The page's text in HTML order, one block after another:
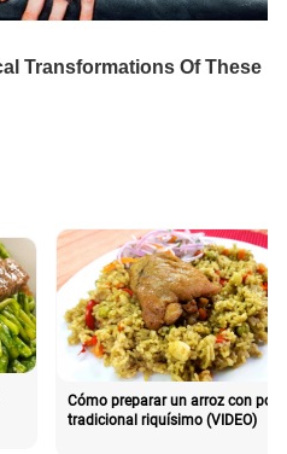
Cómo preparar un arroz con pollo
tradicional riquísimo (VIDEO)